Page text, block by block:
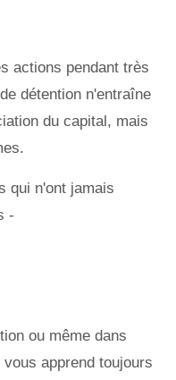
actions pendant très
détention n'entraîne
du capital, mais
qui n'ont jamais
-
ou même dans
apprend toujours